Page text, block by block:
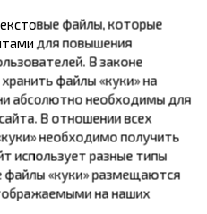
водителю
файлы, которые
для повышения
В законе
файлы «куки» на
абсолютно необходимы для
В отношении всех
необходимо получить
использует разные типы
файлы «куки» размещаются
на наших